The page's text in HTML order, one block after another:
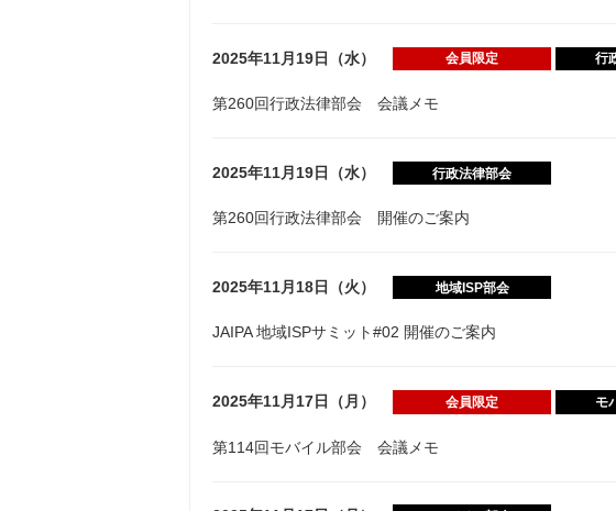
2025年11月19日（水） 会員限定 行
第260回行政法律部会 会議メモ
2025年11月19日（水） 行政法律部会
第260回行政法律部会 開催のご案内
2025年11月18日（火） 地域ISP部会
JAIPA 地域ISPサミット#02 開催のご案内
2025年11月17日（月） 会員限定 モ
第114回モバイル部会 会議メモ